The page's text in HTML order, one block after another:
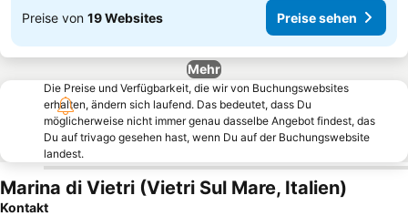
Preise von 19 Websites Preise sehen
Mehr
Die Preise und Verfügbarkeit, die wir von Buchungswebsites
erhalten, ändern sich laufend. Das bedeutet, dass Du
möglicherweise nicht immer genau dasselbe Angebot findest, das
Du auf trivago gesehen hast, wenn Du auf der Buchungswebsite
landest.
Marina di Vietri (Vietri Sul Mare, Italien)
Kontakt